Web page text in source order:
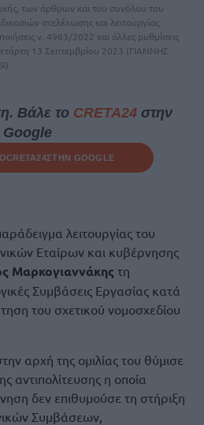
των άρθρων και του συνόλου του
στελέχωσης και λειτουργίας
ν. 4963/2022 και άλλες ρυθμίσεις
13 Σεπτεμβρίου 2023 (ΓΙΑΝΝΗΣ
Βάλε το CRETA24στην
Google
CRETA24ΣΤΗΝ GOOGLE
λειτουργίας του
Εταίρων και κυβέρνησης
Μαρκογιαννάκης τη
Συμβάσεις Εργασίας κατά
του σχετικού νομοσχεδίου
αρχή της ομιλίας του θύμισε
αντιπολίτευσης η οποία
δεν επιθυμούσε τη στήριξη
Συμβάσεων,